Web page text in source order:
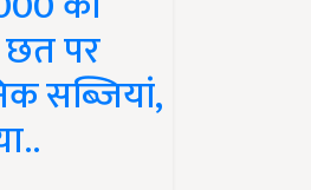
छत पर
सब्जियां,